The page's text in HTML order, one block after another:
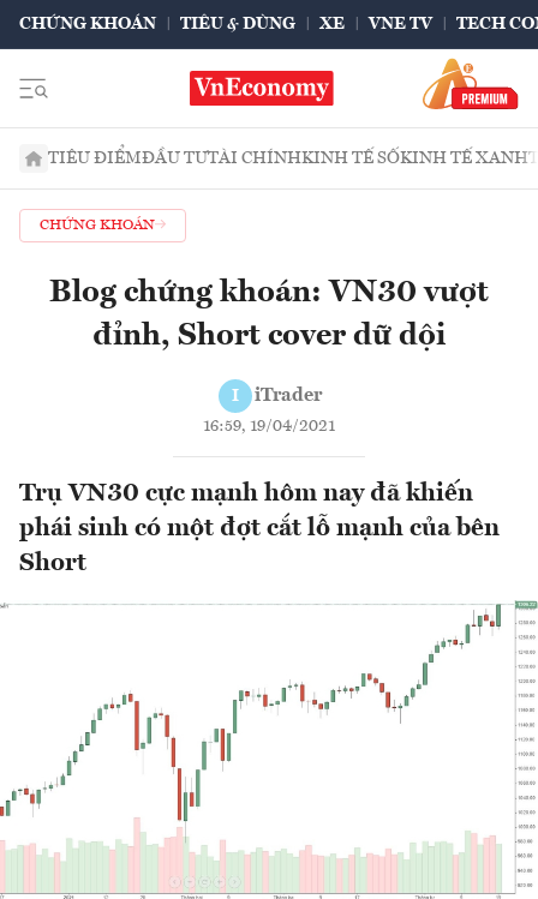
CHỨNG KHOÁN TIÊU & DÙNG XE VNE TV TECH
TIÊU ĐIỂMĐẦU TƯTÀI CHÍNHKINH TẾ SỐKINH TẾ XANH
CHỨNG KHOÁN
Blog chứng khoán: VN30 vượt
đỉnh, Short cover dữ dội
I iTrader
16:59, 19/04/2021
Trụ VN30 cực mạnh hôm nay đã khiến
phái sinh có một đợt cắt lỗ mạnh của bên
Short